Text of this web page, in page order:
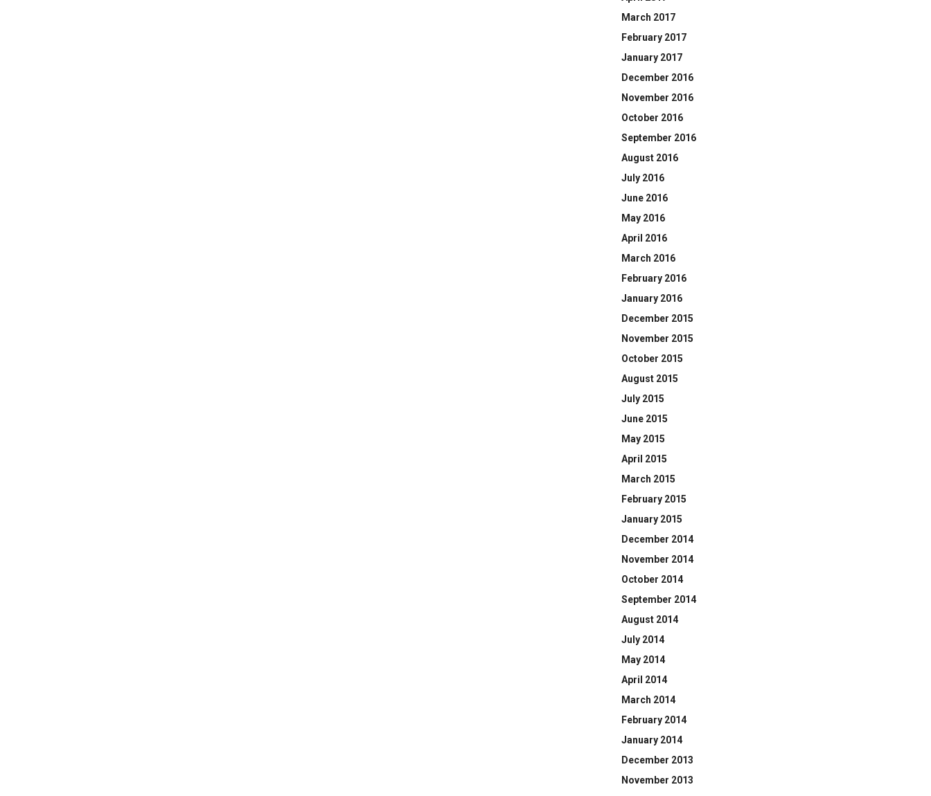
March 2017
February 2017
January 2017
December 2016
November 2016
October 2016
September 2016
August 2016
July 2016
June 2016
May 2016
April 2016
March 2016
February 2016
January 2016
December 2015
November 2015
October 2015
August 2015
July 2015
June 2015
May 2015
April 2015
March 2015
February 2015
January 2015
December 2014
November 2014
October 2014
September 2014
August 2014
July 2014
May 2014
April 2014
March 2014
February 2014
January 2014
December 2013
November 2013